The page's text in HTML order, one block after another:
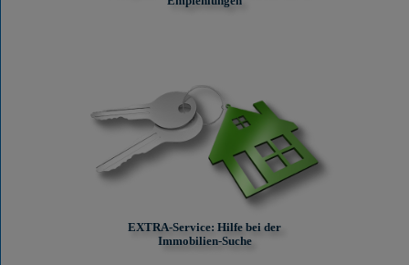
EXTRA-Service: Hilfe bei der
Immobilien-Suche